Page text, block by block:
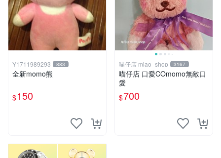
Y1711989293 883
全新momo熊
$150
喵仔店 miao_shop 3167
喵仔店 口愛COmomo無敵口
愛
$700